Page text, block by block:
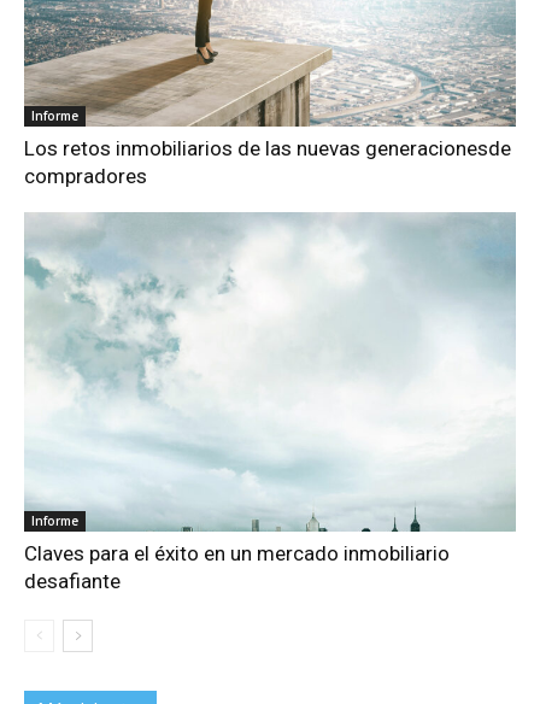
Informe
Los retos inmobiliarios de las nuevas generacionesde
compradores
Informe
Claves para el éxito en un mercado inmobiliario
desafiante